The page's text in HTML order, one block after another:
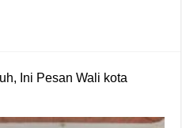
Ini Pesan Wali kota